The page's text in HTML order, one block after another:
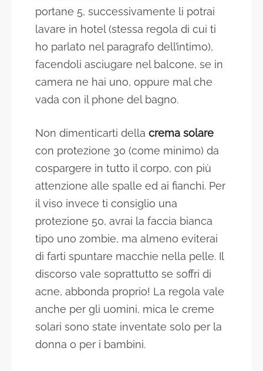
portane 5, successivamente li potrai
lavare in hotel (stessa regola di cui ti
ho parlato nel paragrafo dell’intimo),
facendoli asciugare nel balcone, se in
camera ne hai uno, oppure mal che
vada con il phone del bagno.
Non dimenticarti della crema solare
con protezione 30 (come minimo) da
cospargere in tutto il corpo, con più
attenzione alle spalle ed ai fianchi. Per
il viso invece ti consiglio una
protezione 50, avrai la faccia bianca
tipo uno zombie, ma almeno eviterai
di farti spuntare macchie nella pelle. Il
discorso vale soprattutto se soffri di
acne, abbonda proprio! La regola vale
anche per gli uomini, mica le creme
solari sono state inventate solo per la
donna o per i bambini.